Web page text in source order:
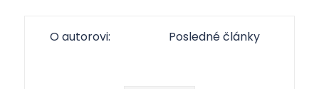
O autorovi: Posledné články